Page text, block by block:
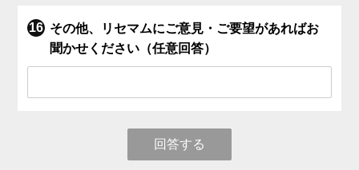
その他、リセマムにご意見・ご要望があればお
聞かせください（任意回答）
回答する